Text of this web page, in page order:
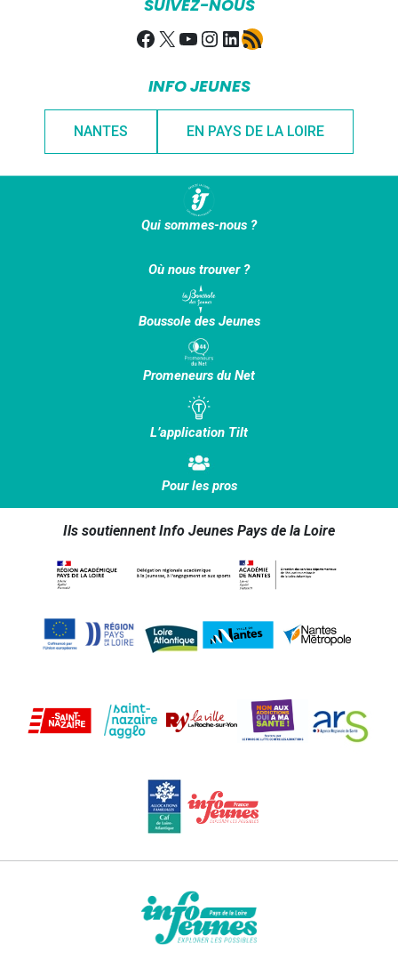
SUIVEZ-NOUS
Facebook
X YouTube
Instagram
LinkedIn
Flux RSS
INFO JEUNES
NANTES EN PAYS DE LA LOIRE
Qui sommes-nous ?
Où nous trouver ?
Boussole des Jeunes
Promeneurs du Net
L’application Tilt
Pour les pros
Ils soutiennent Info Jeunes Pays de la Loire